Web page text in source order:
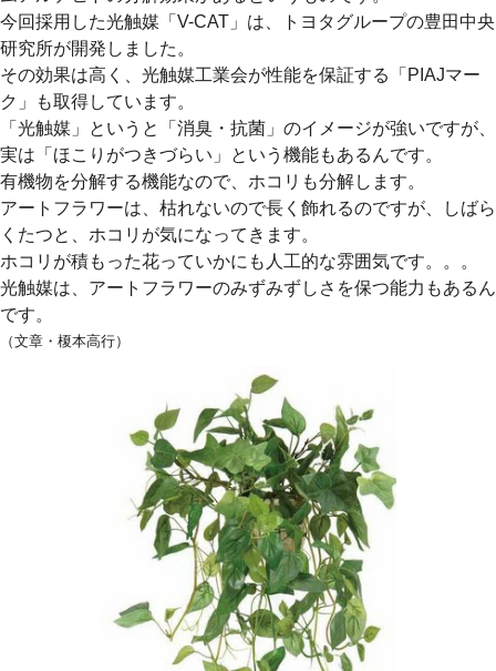
今回採用した光触媒「V-CAT」は、トヨタグループの豊田中央
研究所が開発しました。
その効果は高く、光触媒工業会が性能を保証する「PIAJマー
ク」も取得しています。
「光触媒」というと「消臭・抗菌」のイメージが強いですが、
実は「ほこりがつきづらい」という機能もあるんです。
有機物を分解する機能なので、ホコリも分解します。
アートフラワーは、枯れないので長く飾れるのですが、しばら
くたつと、ホコリが気になってきます。
ホコリが積もった花っていかにも人工的な雰囲気です。。。
光触媒は、アートフラワーのみずみずしさを保つ能力もあるん
です。
（文章・榎本高行）